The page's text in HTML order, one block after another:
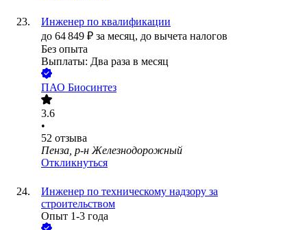
Инженер по квалификации
до 64 849 ₽ за месяц, до вычета налогов
Без опыта
Выплаты: Два раза в месяц
ПАО Биосинтез
3.6
•
52 отзыва
Пенза, р-н Железнодорожный
Откликнуться
Инженер по техническому надзору за
строительством
Опыт 1-3 года